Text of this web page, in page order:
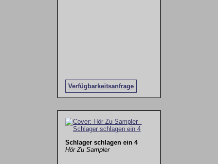
Verfügbarkeitsanfrage
Schlager schlagen ein 4
Hör Zu Sampler